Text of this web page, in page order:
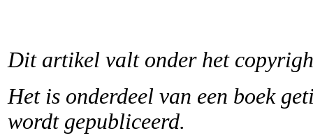
Dit artikel valt onder het
Het is onderdeel van een boek
wordt gepubliceerd.